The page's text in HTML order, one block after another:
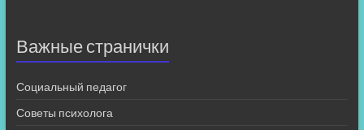
Важные странички
Социальный педагог
Советы психолога